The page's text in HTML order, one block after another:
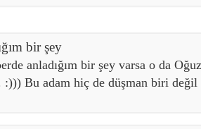
bir şey
anladığım bir şey varsa o da
Bu adam hiç de düşman biri